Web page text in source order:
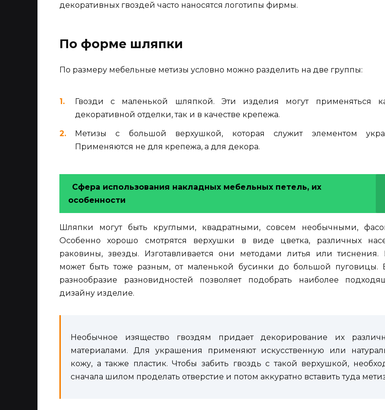
декоративных гвоздей часто наносятся логотипы фирмы.
По форме шляпки
По размеру мебельные метизы условно можно разделить на две группы:
Гвозди с маленькой шляпкой. Эти изделия могут применяться
декоративной отделки, так и в качестве крепежа.
Метизы с большой верхушкой, которая служит элементом
Применяются не для крепежа, а для декора.
Сфера использования накладных мебельных петель, их
особенности
Шляпки могут быть круглыми, квадратными, совсем необычными,
Особенно хорошо смотрятся верхушки в виде цветка, различных
раковины, звезды. Изготавливается они методами литья или тиснения.
может быть тоже разным, от маленькой бусинки до большой пуговицы.
разнообразие разновидностей позволяет подобрать наиболее
дизайну изделие.
Необычное изящество гвоздям придает декорирование их
материалами. Для украшения применяют искусственную или
кожу, а также пластик. Чтобы забить гвоздь с такой верхушкой,
сначала шилом проделать отверстие и потом аккуратно вставить туда